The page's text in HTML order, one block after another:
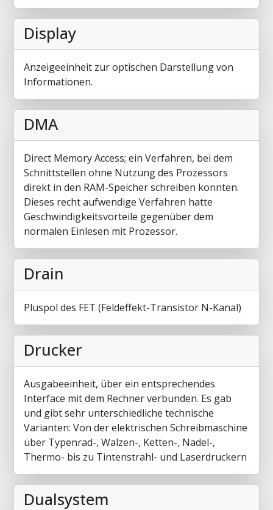
Display
Anzeigeeinheit zur optischen Darstellung von
Informationen.
DMA
Direct Memory Access; ein Verfahren, bei dem
Schnittstellen ohne Nutzung des Prozessors
direkt in den RAM-Speicher schreiben konnten.
Dieses recht aufwendige Verfahren hatte
Geschwindigkeitsvorteile gegenüber dem
normalen Einlesen mit Prozessor.
Drain
Pluspol des FET (Feldeffekt-Transistor N-Kanal)
Drucker
Ausgabeeinheit, über ein entsprechendes
Interface mit dem Rechner verbunden. Es gab
und gibt sehr unterschiedliche technische
Varianten: Von der elektrischen Schreibmaschine
über Typenrad-, Walzen-, Ketten-, Nadel-,
Thermo- bis zu Tintenstrahl- und Laserdruckern
Dualsystem